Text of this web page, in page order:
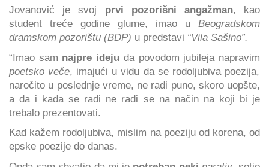
Jovanović je svoj prvi pozorišni angažman, kao
student treće godine glume, imao u Beogradskom
dramskom pozorištu (BDP) u predstavi “Vila Sašino”.
“Imao sam najpre ideju da povodom jubileja napravim
poetsko veče, imajući u vidu da se rodoljubiva poezija,
naročito u poslednje vreme, ne radi puno, skoro uopšte,
a da i kada se radi ne radi se na način na koji bi je
trebalo prezentovati.
Kad kažem rodoljubiva, mislim na poeziju od korena, od
epske poezije do danas.